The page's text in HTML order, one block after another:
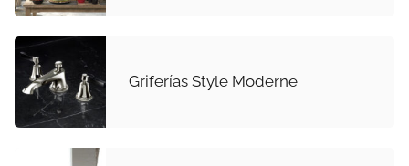
Griferías Style Moderne